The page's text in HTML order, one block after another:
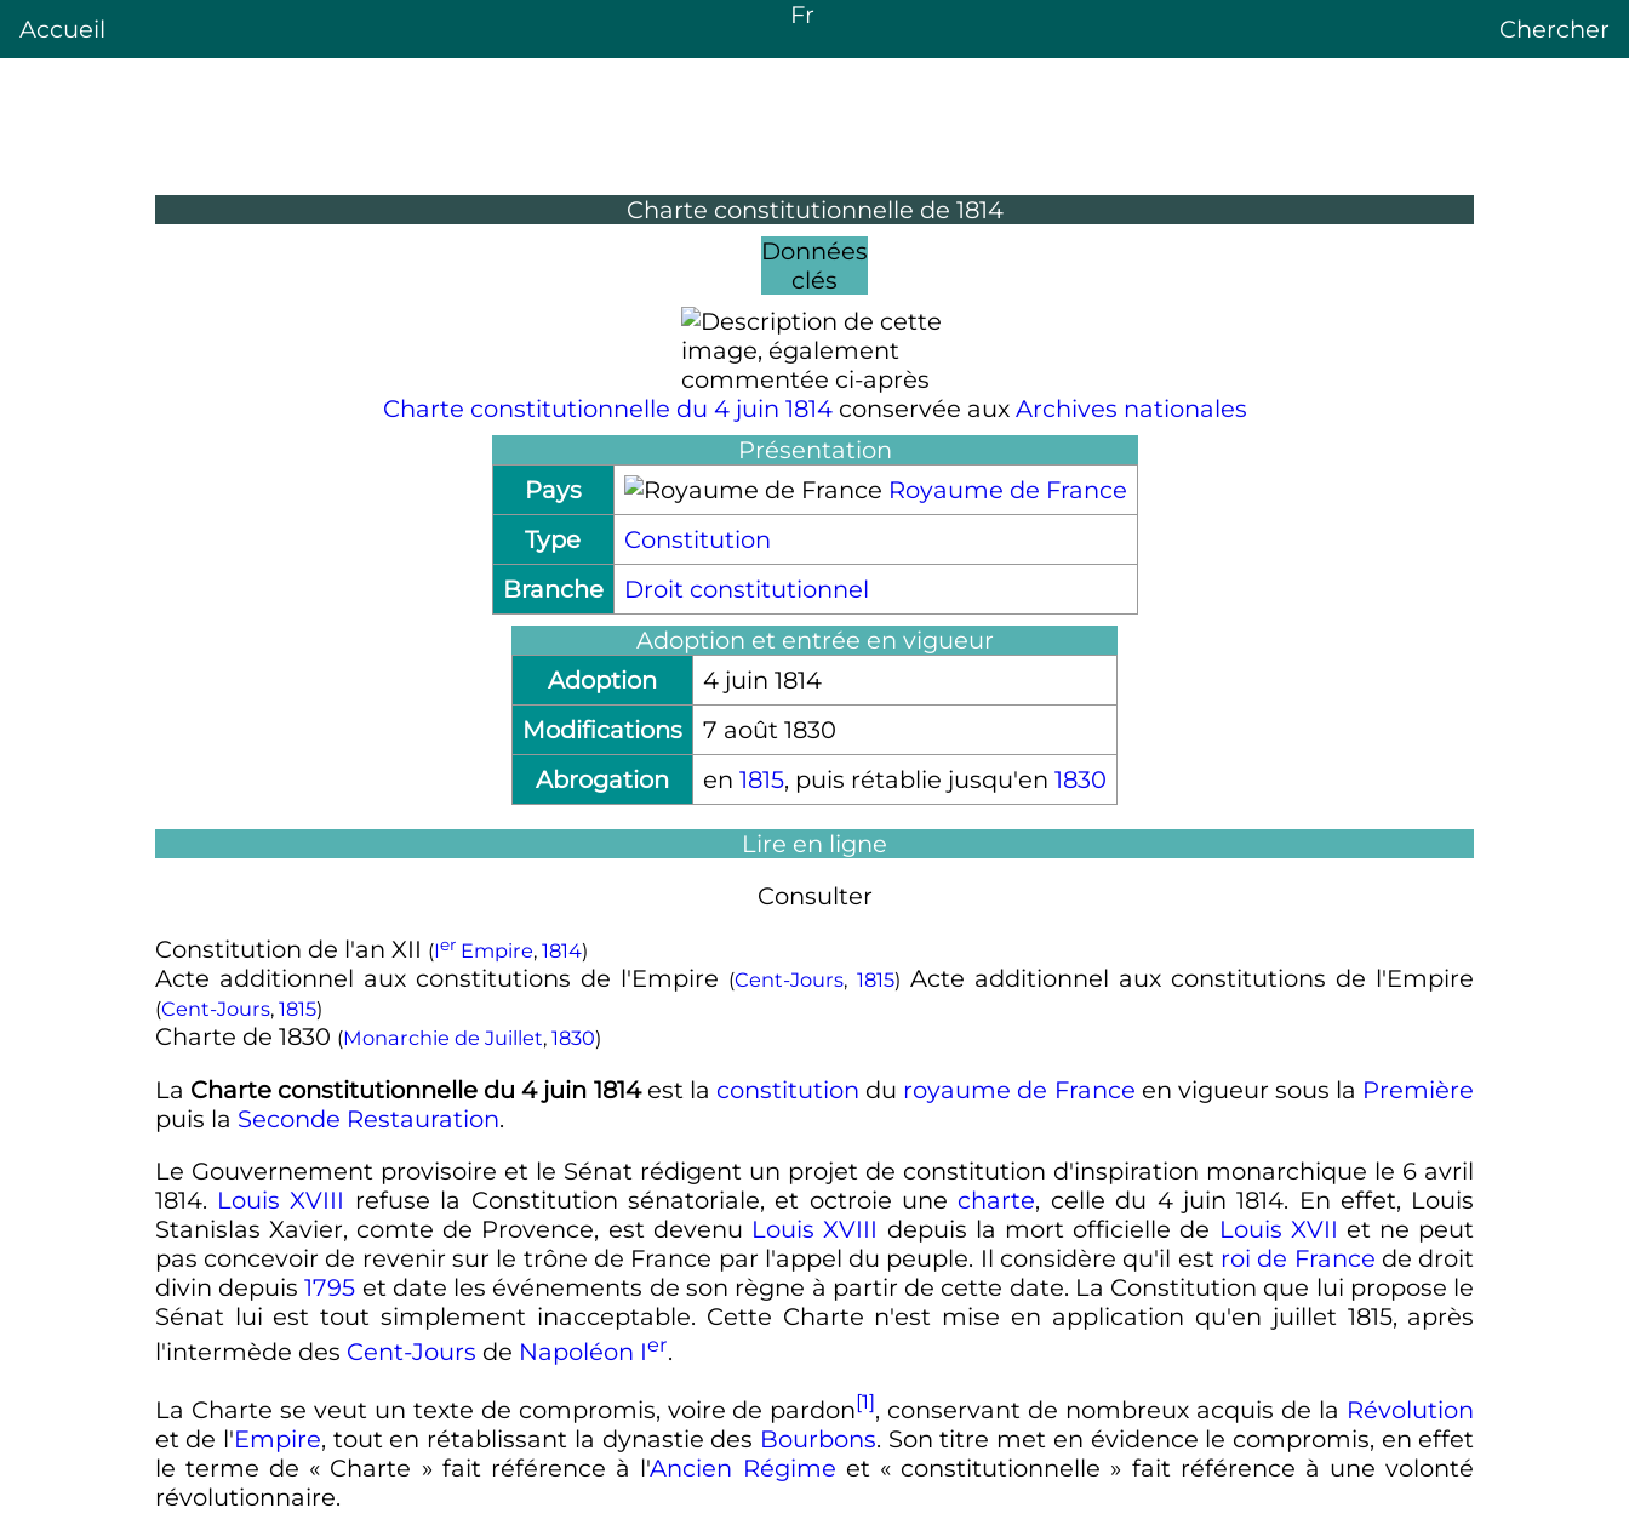
Accueil Fr Chercher
Charte constitutionnelle de 1814
Données
clés
Charte constitutionnelle du 4 juin 1814conservée aux Archives nationales
Présentation
Pays
Royaume de France
Type
Constitution
Branche
Droit constitutionnel
Adoption et entrée en vigueur
Adoption
4 juin 1814
Modifications
7 août 1830
Abrogation
en 1815, puis rétablie jusqu'en 1830
Lire en ligne
Consulter
Constitution de l'an XII (IerEmpire, 1814)
Acte additionnel aux constitutions de l'Empire (Cent-Jours, 1815) Acte additionnel aux constitutions de l'Empire
(Cent-Jours, 1815)
Charte de 1830 (Monarchie de Juillet, 1830)
La Charte constitutionnelle du4 juin 1814est la constitution du royaume de France en vigueur sous la Première
puis la Seconde Restauration.
Le Gouvernement provisoire et le Sénat rédigent un projet de constitution d'inspiration monarchique le 6 avril
1814. Louis XVIII refuse la Constitution sénatoriale, et octroie une charte, celle du 4 juin 1814. En effet, Louis
Stanislas Xavier, comte de Provence, est devenu Louis XVIII depuis la mort officielle de Louis XVII et ne peut
pas concevoir de revenir sur le trône de France par l'appel du peuple. Il considère qu'il est roi de France de droit
divin depuis1795 et date les événements de son règne à partir de cette date. La Constitution que lui propose le
Sénat lui est tout simplement inacceptable. Cette Charte n'est mise en application qu'en juillet 1815, après
l'intermède des Cent-Jours de Napoléon Ier.
La Charte se veut un texte de compromis, voire de pardon[1], conservant de nombreux acquis de la Révolution
et de l'Empire, tout en rétablissant la dynastie des Bourbons. Son titre met en évidence le compromis, en effet
le terme de « Charte » fait référence à l'Ancien Régime et « constitutionnelle » fait référence à une volonté
révolutionnaire.